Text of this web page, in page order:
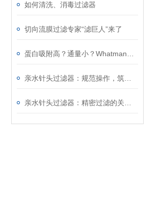
如何清洗、消毒过滤器
切向流膜过滤专家“滤巨人”来了